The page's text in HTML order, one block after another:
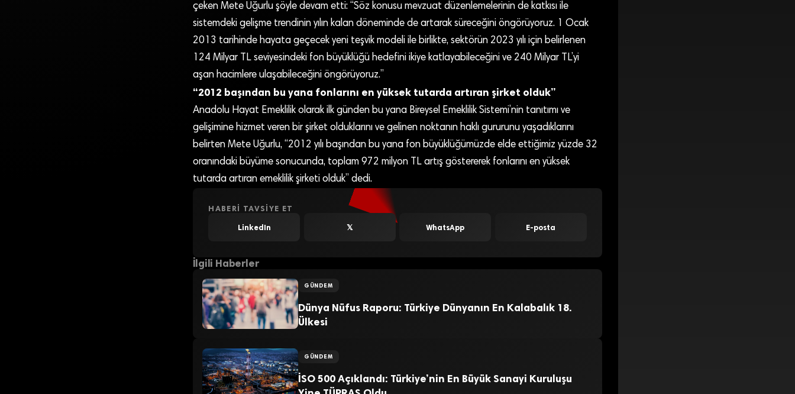
çeken Mete Uğurlu şöyle devam etti: “Söz konusu mevzuat düzenlemelerinin de katkısı ile
sistemdeki gelişme trendinin yılın kalan döneminde de artarak süreceğini öngörüyoruz. 1 Ocak
2013 tarihinde hayata geçecek yeni teşvik modeli ile birlikte, sektörün 2023 yılı için belirlenen
124 Milyar TL seviyesindeki fon büyüklüğü hedefini ikiye katlayabileceğini ve 240 Milyar TL’yi
aşan hacimlere ulaşabileceğini öngörüyoruz.”
“2012 başından bu yana fonlarını en yüksek tutarda artıran şirket olduk”
Anadolu Hayat Emeklilik olarak ilk günden bu yana Bireysel Emeklilik Sistemi’nin tanıtımı ve
gelişimine hizmet veren bir şirket olduklarını ve gelinen noktanın haklı gururunu yaşadıklarını
belirten Mete Uğurlu, “2012 yılı başından bu yana fon büyüklüğümüzde elde ettiğimiz yüzde 32
oranındaki büyüme sonucunda, toplam 972 milyon TL artış göstererek fonlarını en yüksek
tutarda artıran emeklilik şirketi olduk” dedi.
HABERI TAVSIYE ET
LinkedIn 𝕏 WhatsApp E-posta
İlgili Haberler
GÜNDEM
Dünya Nüfus Raporu: Türkiye Dünyanın En Kalabalık 18.
Ülkesi
GÜNDEM
İSO 500 Açıklandı: Türkiye’nin En Büyük Sanayi Kuruluşu